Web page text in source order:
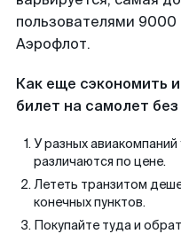
пользователями
Аэрофлот.
Как еще сэкономить
билет на самолет
У разных авиакомпаний
различаются по цене.
Лететь транзитом
конечных пунктов.
Покупайте туда и